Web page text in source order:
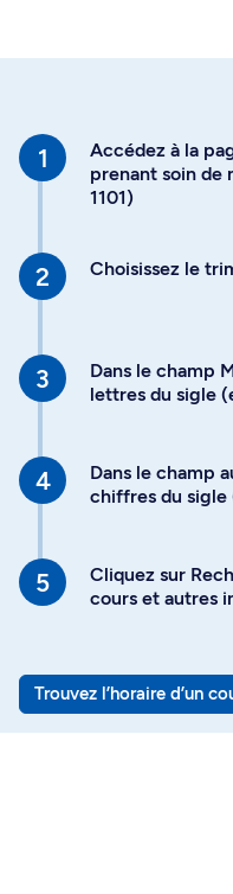
Accédez à la
prenant soin de
1101)
Choisissez le
Dans le champ
lettres du sigle
Dans le champ
chiffres du sigle
Cliquez sur
cours et autres
Trouvez l’horaire d’un